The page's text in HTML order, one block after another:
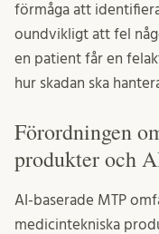
förmåga att
oundvikligt att fel
en patient får en
hur skadan ska
Förordningen
produkter och
AI-baserade MTP
medicintekniska